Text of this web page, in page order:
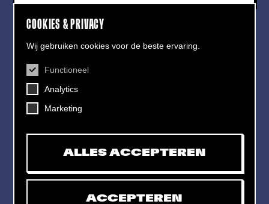
COOKIES & PRIVACY
Wij gebruiken cookies voor de beste ervaring.
Functioneel
Analytics
Marketing
ALLES ACCEPTEREN
ACCEPTEREN
CONTACT
Helling 7, 3523 CB Utrecht
Toegankelijkheids­verklaringMijn tickets